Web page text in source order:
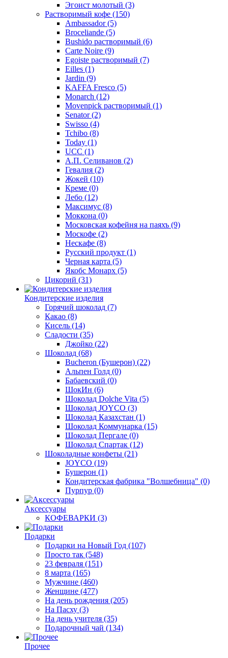
Эгоист молотый (3)
Растворимый кофе (150)
Ambassador(5)
Broceliande (5)
Bushido растворимый (6)
Carte Noire (9)
Egoiste растворимый (7)
Eilles (1)
Jardin (9)
KAFFA Fresco (5)
Monarch (12)
Movenpick растворимый (1)
Senator(2)
Swisso (4)
Tchibo (8)
Today (1)
UCC (1)
А.П. Селиванов (2)
Гевалия (2)
Жокей (10)
Креме (0)
Лебо (12)
Максимус (8)
Моккона (0)
Московская кофейня на паяхъ (9)
Москофе (2)
Нескафе (8)
Русский продукт (1)
Черная карта (5)
Якобс Монарх (5)
Цикорий (31)
Кондитерские изделия
Горячий шоколад (7)
Какао (8)
Кисель (14)
Сладости (35)
Джойко (22)
Шоколад (68)
Bucheron (Бушерон) (22)
Альпен Голд (0)
Бабаевский (0)
ШокИн (6)
Шоколад Dolche Vita (5)
Шоколад JOYCO (3)
Шоколад Казахстан (1)
Шоколад Коммунарка (15)
Шоколад Пергале (0)
Шоколад Спартак (12)
Шоколадные конфеты (21)
JOYCO (19)
Бушерон (1)
Кондитерская фабрика "Волшебница" (0)
Пурпур (0)
Аксессуары
КОФЕВАРКИ (3)
Подарки
Подарки на Новый Год (107)
Просто так (548)
23 февраля (151)
8 марта (165)
Мужчине (460)
Женщине (477)
На день рождения (205)
На Пасху (3)
На день учителя (35)
Подарочный чай (134)
Прочее